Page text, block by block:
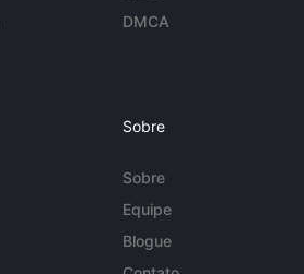
DMCA
Sobre
Sobre
Equipe
Blogue